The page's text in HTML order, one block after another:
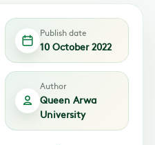
Publish date
10 October 2022
Author
Queen Arwa
University